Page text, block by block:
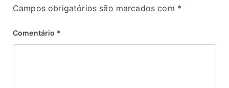
Campos obrigatórios são marcados com *
Comentário *